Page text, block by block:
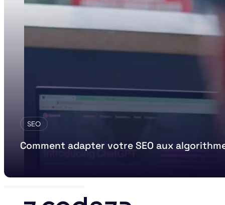
SEO
Comment adapter votre SEO aux